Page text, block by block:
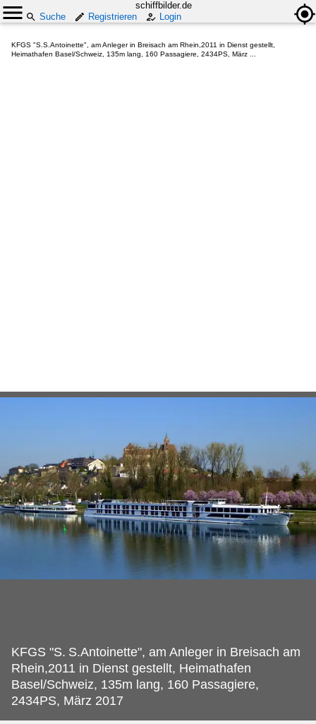
schiffbilder.de
Suche
Registrieren Login
KFGS "S.S.Antoinette", am Anleger in Breisach am Rhein,2011 in Dienst gestellt,
Heimathafen Basel/Schweiz, 135m lang, 160 Passagiere, 2434PS, März ...
KFGS "S. S.Antoinette", am Anleger in Breisach am
Rhein,2011 in Dienst gestellt, Heimathafen
Basel/Schweiz, 135m lang, 160 Passagiere,
2434PS, März 2017